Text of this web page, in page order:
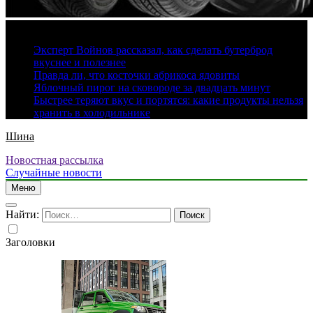
Эксперт Войнов рассказал, как сделать бутерброд
вкуснее и полезнее
Правда ли, что косточки абрикоса ядовиты
Яблочный пирог на сковороде за двадцать минут
Быстрее теряют вкус и портятся: какие продукты нельзя
хранить в холодильнике
Шина
Новостная рассылка
Случайные новости
Меню
Найти:
Заголовки